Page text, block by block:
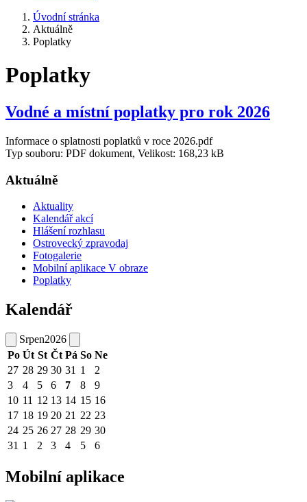
Úvodní stránka
Aktuálně
Poplatky
Poplatky
Vodné a místní poplatky pro rok 2026
Informace o splatnosti poplatků v roce 2026.pdf
Typ souboru: PDF dokument, Velikost: 168,23 kB
Aktuálně
Aktuality
Kalendář akcí
Hlášení rozhlasu
Ostrovecký zpravodaj
Fotogalerie
Mobilní aplikace V obraze
Poplatky
Kalendář
Srpen2026
Po Út St Čt Pá So Ne
27 28 29 30 31 1
2
3
4 5 6 7 8
9
10 11 12 13 14 15 16
17 18 19 20 21 22 23
24 25 26 27 28 29 30
31 1 2 3 4 5 6
Mobilní aplikace